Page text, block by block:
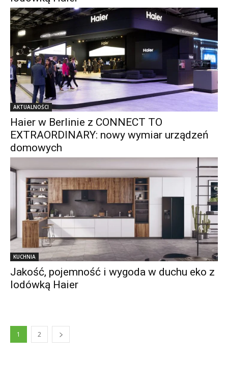
AKTUALNOŚCI
Haier w Berlinie z CONNECT TO
EXTRAORDINARY: nowy wymiar urządzeń
domowych
KUCHNIA
Jakość, pojemność i wygoda w duchu eko z
lodówką Haier
1 2